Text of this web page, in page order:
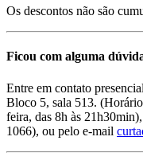
Os descontos não são
Ficou com alguma
Entre em contato
Bloco 5, sala 513.
feira, das 8h às
1066), ou pelo e-mail